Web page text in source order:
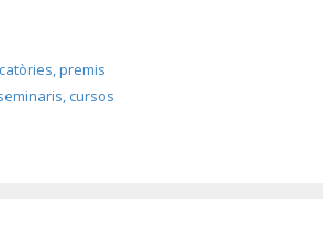
premis
cursos